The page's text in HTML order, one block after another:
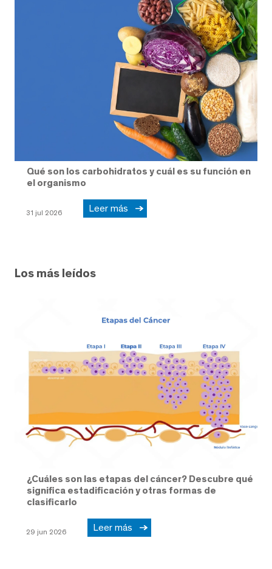
Qué son los carbohidratos y cuál es su función en
el organismo
31 jul 2026 Leer más
Los más leídos
¿Cuáles son las etapas del cáncer? Descubre qué
significa estadificación y otras formas de
clasificarlo
29 jun 2026 Leer más